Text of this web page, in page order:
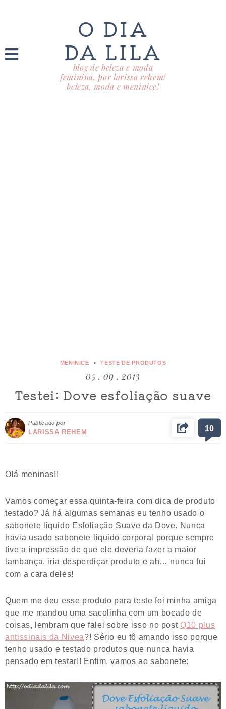
O DIA
DA LILA
blog de beleza e moda
feminina, por larissa rehem!
beleza, moda e meninice!
MENINICE TESTE DE PRODUTOS
05 . 09 . 2013
Testei: Dove esfoliação suave
Publicado por
LARISSA REHEM 10
Olá meninas!!
Vamos começar essa quinta-feira com dica de produto
testado? Já há algumas semanas eu tenho usado o
sabonete líquido Esfoliação Suave da Dove. Nunca
havia usado sabonete líquido corporal porque sempre
tive a impressão de que ele deveria fazer a maior
lambança, iria desperdiçar produto e ah… nunca fui
com a cara deles!
Quem me deu esse produto para teste foi minha amiga
que me mandou uma sacolinha com um bocado de
coisas, lembram que falei sobre isso no post Q10 plus
antissinais da Nivea?! Sério eu tô amando isso porque
tenho usado e testado produtos que nunca havia
pensado em testar!! Enfim, vamos ao sabonete: